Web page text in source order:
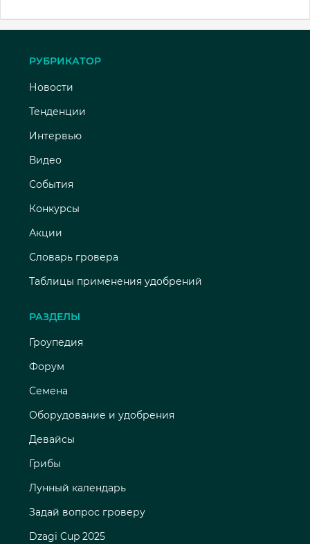
РУБРИКАТОР
Новости
Тенденции
Интервью
Видео
События
Конкурсы
Акции
Словарь гровера
Таблицы применения удобрений
РАЗДЕЛЫ
Гроупедия
Форум
Семена
Оборудование и удобрения
Девайсы
Грибы
Лунный календарь
Задай вопрос гроверу
Dzagi Cup 2025